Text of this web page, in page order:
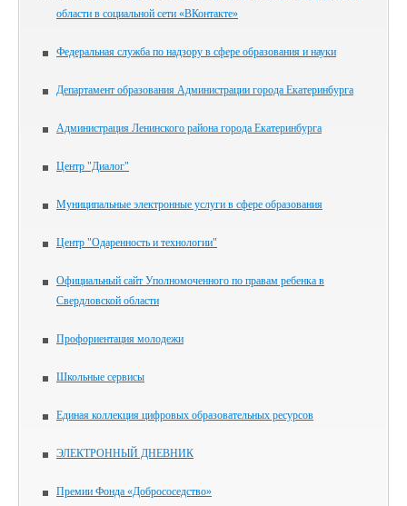
области в социальной сети «ВКонтакте»
Федеральная служба по надзору в сфере образования и науки
Департамент образования Администрации города Екатеринбурга
Администрация Ленинского района города Екатеринбурга
Центр "Диалог"
Муниципальные электронные услуги в сфере образования
Центр "Одаренность и технологии"
Официальный сайт Уполномоченного по правам ребенка в
Свердловской области
Профориентация молодежи
Школьные сервисы
Единая коллекция цифровых образовательных ресурсов
ЭЛЕКТРОННЫЙ ДНЕВНИК
Премии Фонда «Добрососедство»